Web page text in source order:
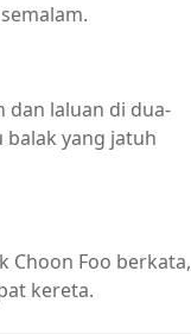
dan laluan di dua-
balak yang jatuh
Choon Foo berkata,
kereta.